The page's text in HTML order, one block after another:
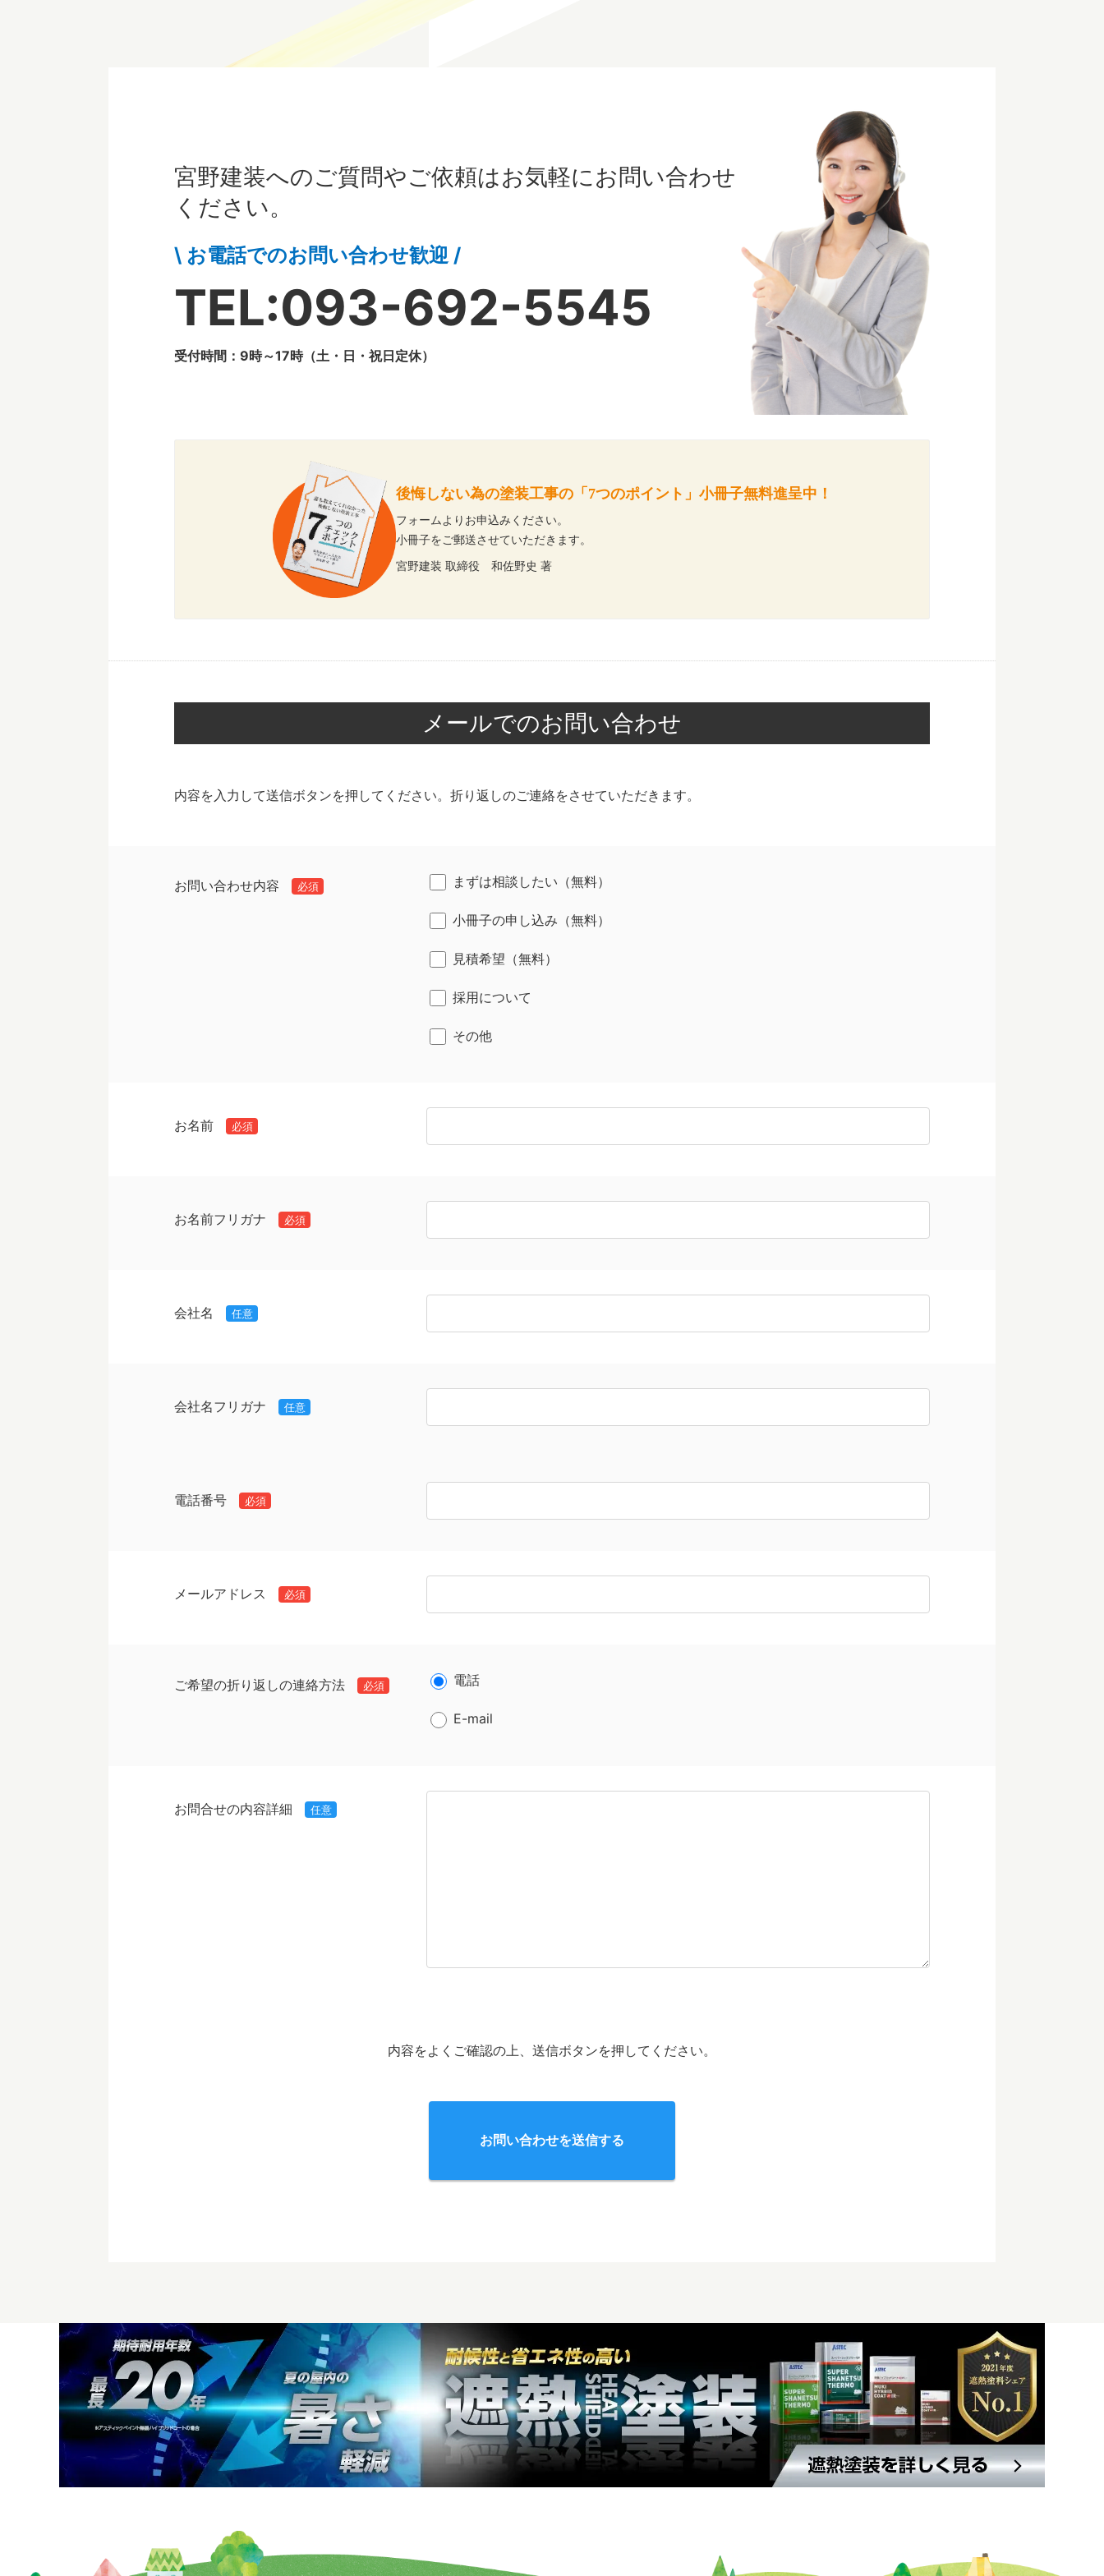
宮野建装へのご質問やご依頼はお気軽にお問い合わせ
ください。
\ お電話でのお問い合わせ歓迎 /
TEL:093-692-5545
受付時間：9時～17時（土・日・祝日定休）
後悔しない為の塗装工事の「7つのポイント」小冊子無料進呈中！
フォームよりお申込みください。
小冊子をご郵送させていただきます。
宮野建装 取締役 和佐野史 著
メールでのお問い合わせ
内容を入力して送信ボタンを押してください。折り返しのご連絡をさせていただきます。
お問い合わせ内容 必須 まずは相談したい（無料）
小冊子の申し込み（無料）
見積希望（無料）
採用について
その他
お名前 必須
お名前フリガナ 必須
会社名 任意
会社名フリガナ 任意
電話番号 必須
メールアドレス 必須
ご希望の折り返しの連絡方法 必須 電話
E-mail
お問合せの内容詳細 任意
内容をよくご確認の上、送信ボタンを押してください。